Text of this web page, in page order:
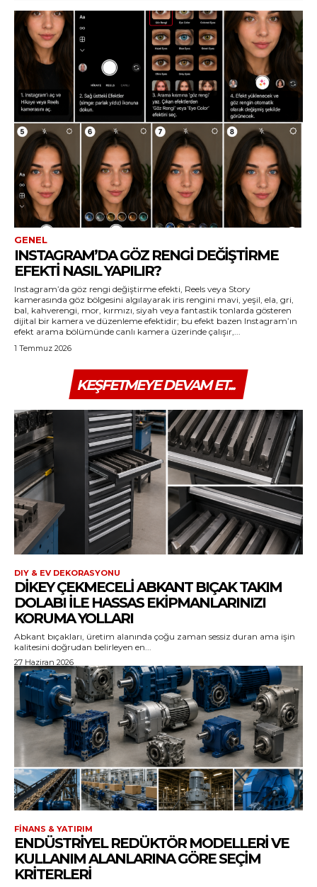
GENEL
INSTAGRAM’DA GÖZ RENGI DEĞIŞTIRME
EFEKTI NASIL YAPILIR?
Instagram’da göz rengi değiştirme efekti, Reels veya Story
kamerasında göz bölgesini algılayarak iris rengini mavi, yeşil, ela, gri,
bal, kahverengi, mor, kırmızı, siyah veya fantastik tonlarda gösteren
dijital bir kamera ve düzenleme efektidir; bu efekt bazen Instagram’ın
efekt arama bölümünde canlı kamera üzerinde çalışır,...
1 Temmuz 2026
KEŞFETMEYE DEVAM ET...
DIY & EV DEKORASYONU
DIKEY ÇEKMECELI ABKANT BIÇAK TAKIM
DOLABI ILE HASSAS EKIPMANLARINIZI
KORUMA YOLLARI
Abkant bıçakları, üretim alanında çoğu zaman sessiz duran ama işin
kalitesini doğrudan belirleyen en...
27 Haziran 2026
FINANS & YATIRIM
ENDÜSTRIYEL REDÜKTÖR MODELLERI VE
KULLANIM ALANLARINA GÖRE SEÇIM
KRITERLERI